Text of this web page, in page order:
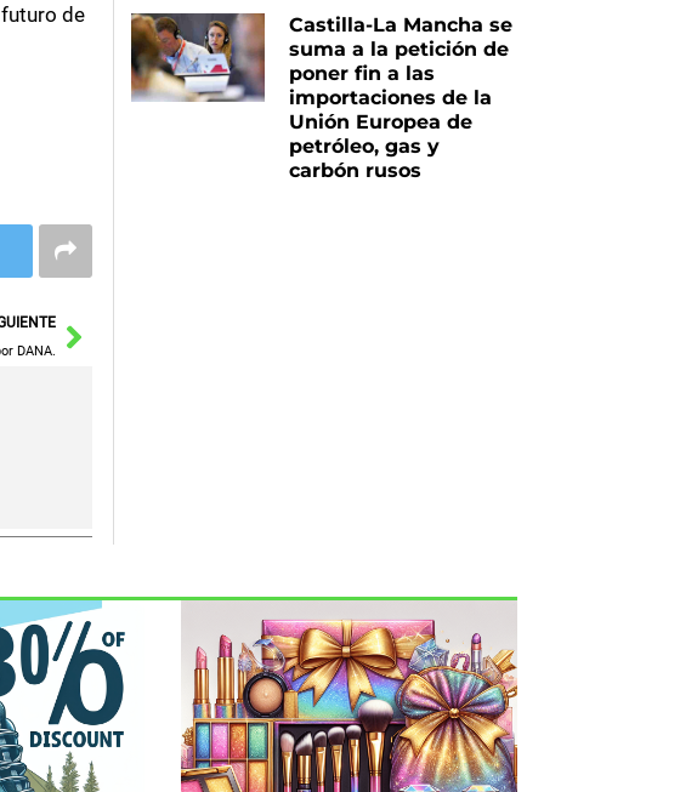
de
DANA.
Siguiente
Castilla-La Mancha se
suma a la petición de
poner fin a las
importaciones de la
Unión Europea de
petróleo, gas y
carbón rusos